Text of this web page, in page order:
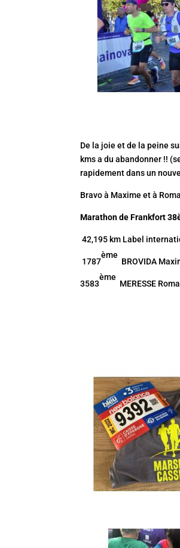
De la joie et de la peine
kms a du abandonner !!
rapidement dans un
Bravo à Maxime et à
Marathon de Frankfort
42,195 km Label
1787
ème
BROVIDA
3583
ème
MERESSE